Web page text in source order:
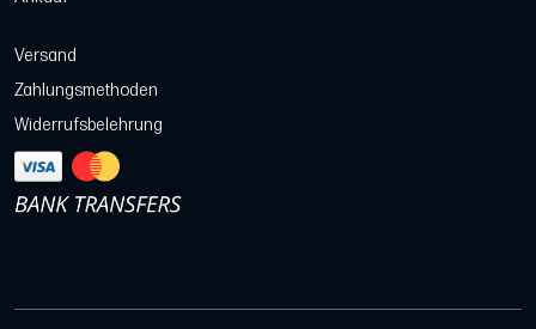
Versand
Zahlungsmethoden
Widerrufsbelehrung